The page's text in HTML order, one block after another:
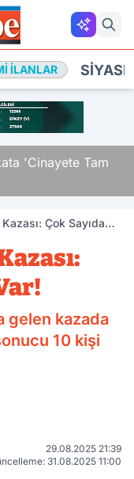
İLANLAR
'Cinayete Tam
Çok Sayıda
gelen kazada
10 kişi
29.08.2025 21:39
31.08.2025 11:00